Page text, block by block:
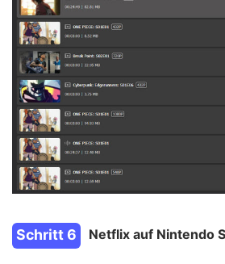
Schritt 6 Netflix auf Nintendo